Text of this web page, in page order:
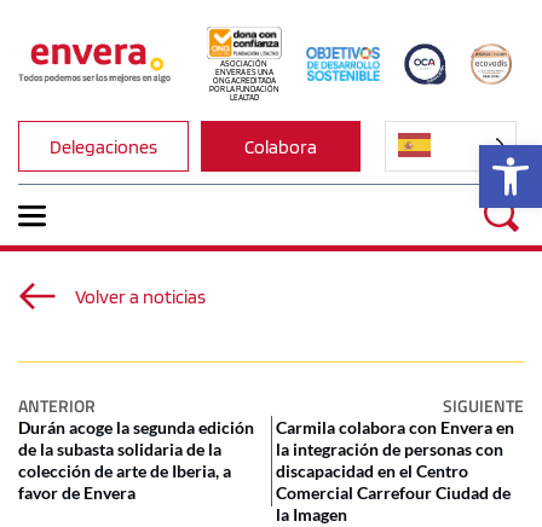
ASOCIACIÓN
ENVERA ES UNA
ONG ACREDITADA
POR LA FUNDACIÓN
LEALTAD
Delegaciones Colabora
Volver a noticias
ANTERIOR SIGUIENTE
Durán acoge la segunda edición
de la subasta solidaria de la
colección de arte de Iberia, a
favor de Envera
Carmila colabora con Envera en
la integración de personas con
discapacidad en el Centro
Comercial Carrefour Ciudad de
la Imagen